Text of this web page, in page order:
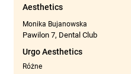
Aesthetics
Monika Bujanowska
Pawilon 7, Dental Club
Urgo Aesthetics
Różne